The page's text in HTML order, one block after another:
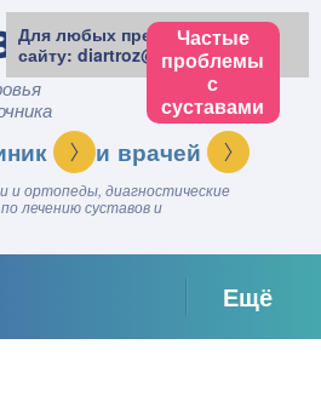
Частые
проблемы
с
суставами
и ортопеды, диагностические
лечению суставов и
врачей
Ещё
Для любых предложений по
сайту: diartroz@cp9.ru